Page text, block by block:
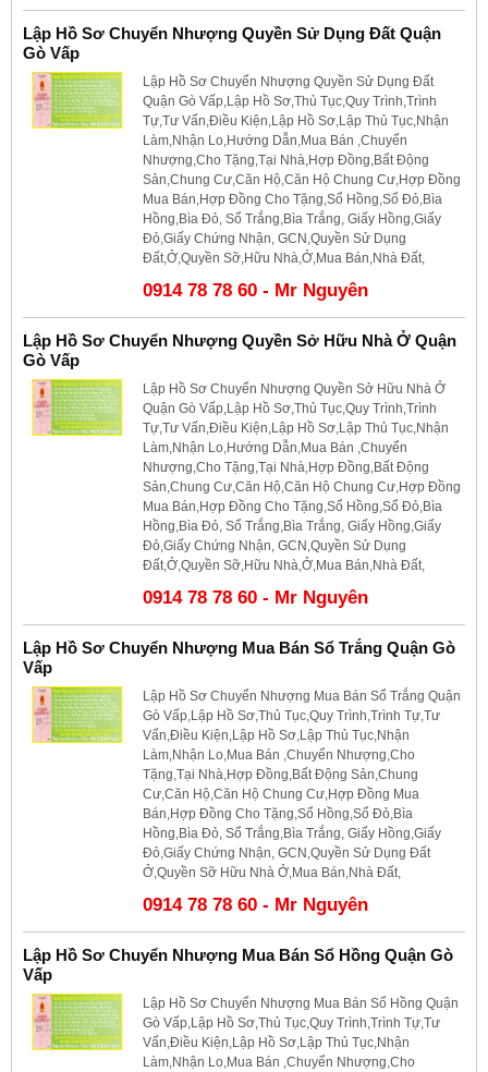
Lập Hồ Sơ Chuyển Nhượng Quyền Sử Dụng Đất Quận
Gò Vấp
Lập Hồ Sơ Chuyển Nhượng Quyền Sử Dụng Đất
Quận Gò Vấp,Lập Hồ Sơ,Thủ Tục,Quy Trình,Trình
Tự,Tư Vấn,Điều Kiện,Lập Hồ Sơ,Lập Thủ Tục,Nhận
Làm,Nhận Lo,Hướng Dẫn,Mua Bán ,Chuyển
Nhượng,Cho Tặng,Tại Nhà,Hợp Đồng,Bất Động
Sản,Chung Cư,Căn Hộ,Căn Hộ Chung Cư,Hợp Đồng
Mua Bán,Hợp Đồng Cho Tặng,Sổ Hồng,Sổ Đỏ,Bìa
Hồng,Bìa Đỏ, Sổ Trắng,Bìa Trắng, Giấy Hồng,Giấy
Đỏ,Giấy Chứng Nhận, GCN,Quyền Sử Dụng
Đất,Ở,Quyền Sỡ,Hữu Nhà,Ở,Mua Bán,Nhà Đất,
0914 78 78 60 - Mr Nguyên
Lập Hồ Sơ Chuyển Nhượng Quyền Sở Hữu Nhà Ở Quận
Gò Vấp
Lập Hồ Sơ Chuyển Nhượng Quyền Sở Hữu Nhà Ở
Quận Gò Vấp,Lập Hồ Sơ,Thủ Tục,Quy Trình,Trình
Tự,Tư Vấn,Điều Kiện,Lập Hồ Sơ,Lập Thủ Tục,Nhận
Làm,Nhận Lo,Hướng Dẫn,Mua Bán ,Chuyển
Nhượng,Cho Tặng,Tại Nhà,Hợp Đồng,Bất Động
Sản,Chung Cư,Căn Hộ,Căn Hộ Chung Cư,Hợp Đồng
Mua Bán,Hợp Đồng Cho Tặng,Sổ Hồng,Sổ Đỏ,Bìa
Hồng,Bìa Đỏ, Sổ Trắng,Bìa Trắng, Giấy Hồng,Giấy
Đỏ,Giấy Chứng Nhận, GCN,Quyền Sử Dụng
Đất,Ở,Quyền Sỡ,Hữu Nhà,Ở,Mua Bán,Nhà Đất,
0914 78 78 60 - Mr Nguyên
Lập Hồ Sơ Chuyển Nhượng Mua Bán Sổ Trắng Quận Gò
Vấp
Lập Hồ Sơ Chuyển Nhượng Mua Bán Sổ Trắng Quận
Gò Vấp,Lập Hồ Sơ,Thủ Tục,Quy Trình,Trình Tự,Tư
Vấn,Điều Kiện,Lập Hồ Sơ,Lập Thủ Tục,Nhận
Làm,Nhận Lo,Mua Bán ,Chuyển Nhượng,Cho
Tặng,Tại Nhà,Hợp Đồng,Bất Động Sản,Chung
Cư,Căn Hộ,Căn Hộ Chung Cư,Hợp Đồng Mua
Bán,Hợp Đồng Cho Tặng,Sổ Hồng,Sổ Đỏ,Bìa
Hồng,Bìa Đỏ, Sổ Trắng,Bìa Trắng, Giấy Hồng,Giấy
Đỏ,Giấy Chứng Nhận, GCN,Quyền Sử Dụng Đất
Ở,Quyền Sỡ Hữu Nhà Ở,Mua Bán,Nhà Đất,
0914 78 78 60 - Mr Nguyên
Lập Hồ Sơ Chuyển Nhượng Mua Bán Sổ Hồng Quận Gò
Vấp
Lập Hồ Sơ Chuyển Nhượng Mua Bán Sổ Hồng Quận
Gò Vấp,Lập Hồ Sơ,Thủ Tục,Quy Trình,Trình Tự,Tư
Vấn,Điều Kiện,Lập Hồ Sơ,Lập Thủ Tục,Nhận
Làm,Nhận Lo,Mua Bán ,Chuyển Nhượng,Cho